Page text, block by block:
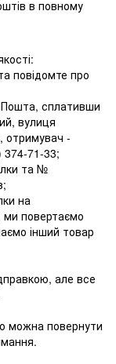
в повному
повідомте про
Пошта, сплативши
вулиця
отримувач -
374-71-33;
та №
на
ми повертаємо
інший товар
але все
можна повернути